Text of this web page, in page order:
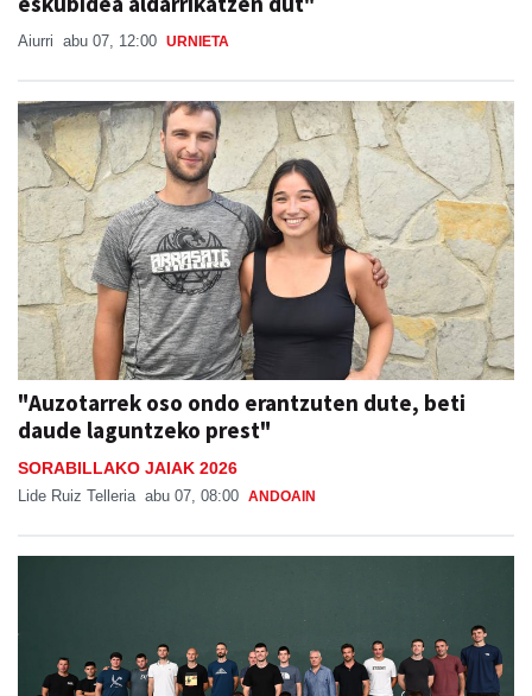
Aiurri abu 07, 12:00 URNIETA
"Auzotarrek oso ondo erantzuten dute, beti
daude laguntzeko prest"
SORABILLAKO JAIAK 2026
Lide Ruiz Telleria abu 07, 08:00 ANDOAIN